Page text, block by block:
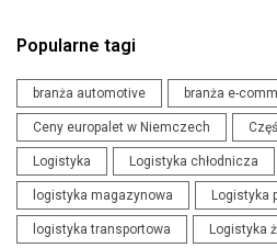
Popularne tagi
branża automotive branża e-
Ceny europalet w Niemczech
Logistyka Logistyka chłodnicza
logistyka magazynowa Logistyka
logistyka transportowa Logistyka